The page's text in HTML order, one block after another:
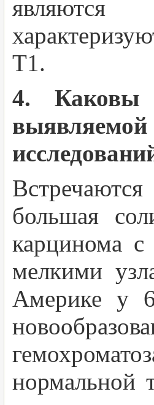
являются
Т1.
4. Каковы
большая
карцинома
мелкими
Америке у
нормальной